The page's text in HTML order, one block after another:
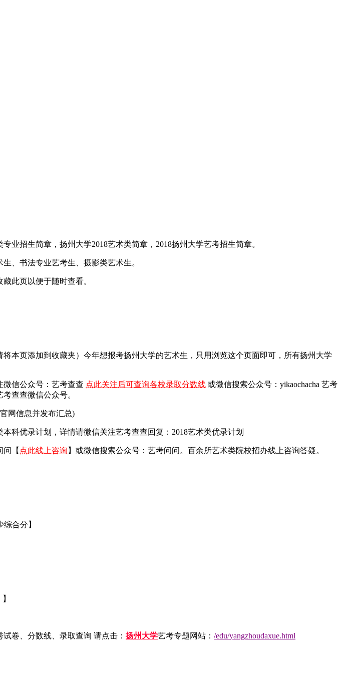
业招生简章，扬州大学2018艺术类简章，2018扬州大学艺考招生简章。
、书法专业艺考生、摄影类艺术生。
此页以便于随时查看。
本页添加到收藏夹）今年想报考扬州大学的艺术生，只用浏览这个页面即可，所有扬州大学
微信公众号：艺考查查 点此关注后可查询各校录取分数线 或微信搜索公众号：yikaochacha 艺考
查查微信公众号。
网信息并发布汇总)
科优录计划，详情请微信关注艺考查查回复：2018艺术类优录计划
问【 点此线上咨询 】或微信搜索公众号：艺考问问。百余所艺术类院校招办线上咨询答疑。
合分】
卷、分数线、录取查询 请点击： 扬州大学艺考专题网站： /edu/yangzhoudaxue.html